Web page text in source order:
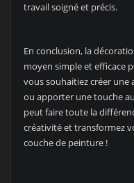
travail soigné et précis.
En conclusion, la
moyen simple et efficace
vous souhaitiez créer une
ou apporter une touche
peut faire toute la
créativité et transformez
couche de peinture !